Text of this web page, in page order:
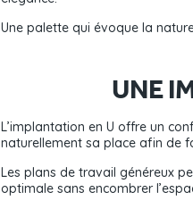
Une palette qui évoque la
UNE
L’implantation en U offre un
naturellement sa place afin de
Les plans de travail généreux
optimale sans encombrer